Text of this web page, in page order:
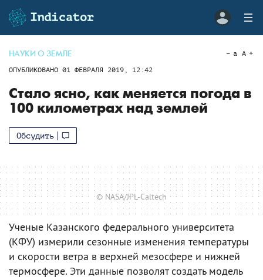
НАУКИ О ЗЕМЛЕ
ОПУБЛИКОВАНО 01 ФЕВРАЛЯ 2019, 12:42
a A
Стало ясно, как меняется погода в
100 километрах над землей
Обсудить
© NASA/JPL-Caltech
Ученые Казанского федерального университета
(КФУ) измерили сезонные изменения температуры
и скорости ветра в верхней мезосфере и нижней
термосфере. Эти данные позволят создать модель